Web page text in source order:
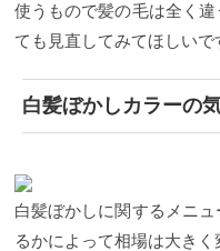
使うもので髪の毛は全く
ても見直してみてほしいで
白髪ぼかしカラーの
白髪ぼかしに関するメニ
るかによって相場は大きく